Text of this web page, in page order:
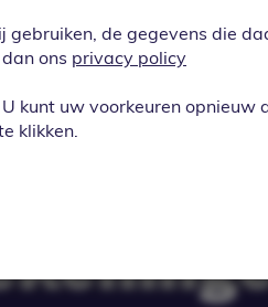
de gegevens die
ons privacy policy
kunt uw voorkeuren opnieuw
klikken.